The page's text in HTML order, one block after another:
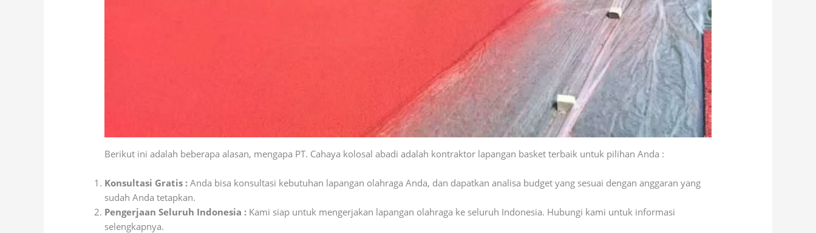
Berikut ini adalah beberapa alasan, mengapa PT. Cahaya kolosal abadi adalah kontraktor lapangan basket terbaik untuk pilihan Anda :
Konsultasi Gratis : Anda bisa konsultasi kebutuhan lapangan olahraga Anda, dan dapatkan analisa budget yang sesuai dengan anggaran yang
sudah Anda tetapkan.
Pengerjaan Seluruh Indonesia : Kami siap untuk mengerjakan lapangan olahraga ke seluruh Indonesia. Hubungi kami untuk informasi
selengkapnya.